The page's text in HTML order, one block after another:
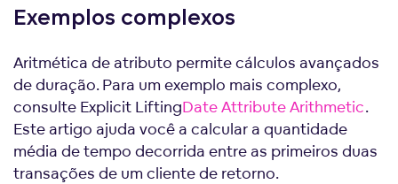
Exemplos complexos
Aritmética de atributo permite cálculos avançados
de duração. Para um exemplo mais complexo,
consulte Explicit LiftingDate Attribute Arithmetic.
Este artigo ajuda você a calcular a quantidade
média de tempo decorrida entre as primeiros duas
transações de um cliente de retorno.